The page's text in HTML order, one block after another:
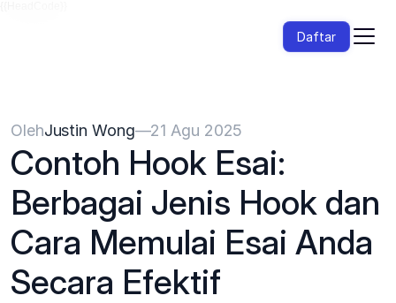
Daftar
OlehJustin Wong—21 Agu 2025
Contoh Hook Esai:
Berbagai Jenis Hook dan
Cara Memulai Esai Anda
Secara Efektif